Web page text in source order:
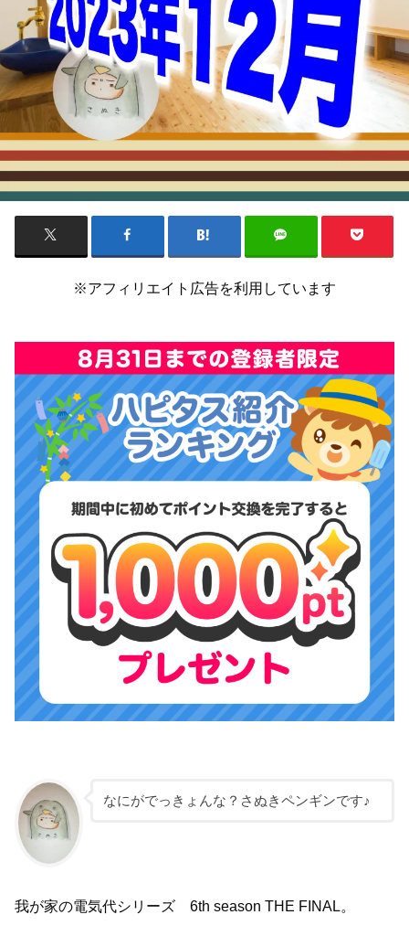
※アフィリエイト広告を利用しています
なにがでっきょんな？さぬきペンギンです♪
我が家の電気代シリーズ 6th season THE FINAL。